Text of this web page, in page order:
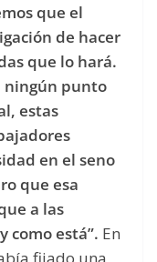
que el
de hacer
que lo hará.
ningún punto
estas
en el seno
que esa
a las
como está”. En